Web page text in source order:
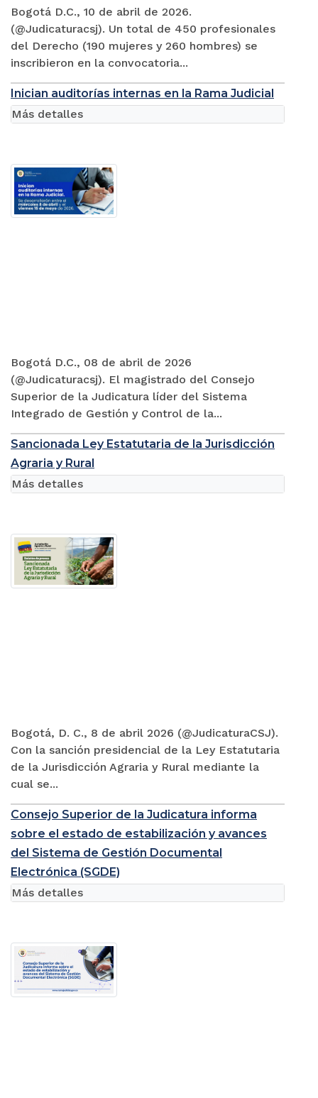
Bogotá D.C., 10 de abril de 2026.
(@Judicaturacsj). Un total de 450 profesionales
del Derecho (190 mujeres y 260 hombres) se
inscribieron en la convocatoria...
Inician auditorías internas en la Rama Judicial
Bogotá D.C., 08 de abril de 2026
(@Judicaturacsj). El magistrado del Consejo
Superior de la Judicatura líder del Sistema
Integrado de Gestión y Control de la...
Más detalles
Sancionada Ley Estatutaria de la Jurisdicción
Agraria y Rural
Bogotá, D. C., 8 de abril 2026 (@JudicaturaCSJ).
Con la sanción presidencial de la Ley Estatutaria
de la Jurisdicción Agraria y Rural mediante la
cual se...
Más detalles
Consejo Superior de la Judicatura informa
sobre el estado de estabilización y avances
del Sistema de Gestión Documental
Electrónica (SGDE)
Más detalles